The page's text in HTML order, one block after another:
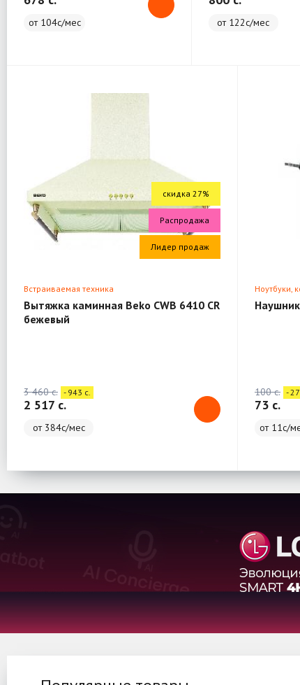
от 104с/мес от 122с/мес
скидка 27%
Распродажа
Лидер продаж
Встраиваемая техника
Вытяжка каминная Beko CWB 6410 CR
бежевый
3 460 c. - 943 c.
2 517 c.
от 384с/мес
Ноутбуки,
100 c. - 27
73 c.
от 11с/